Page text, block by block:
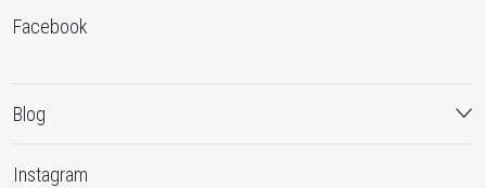
Facebook
Blog
Instagram